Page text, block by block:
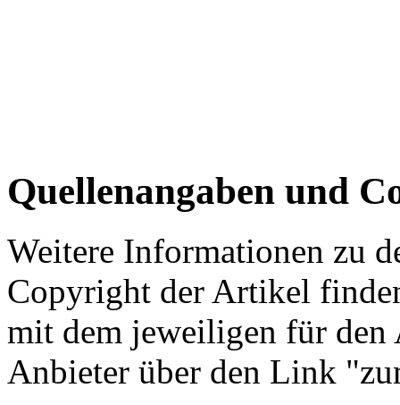
Quellenangaben und
Weitere Informationen zu
Copyright der Artikel
mit dem jeweiligen für
Anbieter über den Link